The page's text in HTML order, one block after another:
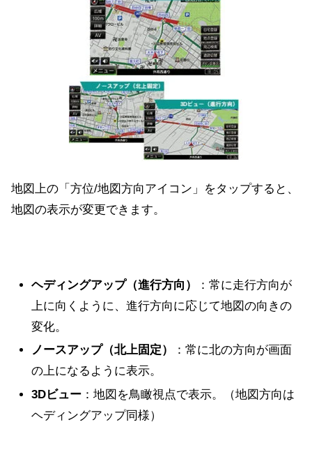
地図上の「方位/地図方向アイコン」をタップすると、
地図の表示が変更できます。
ヘディングアップ（進行方向） ：常に走行方向が
上に向くように、進行方向に応じて地図の向きの
変化。
ノースアップ（北上固定）
：常に北の方向が画面
の上になるように表示。
3Dビュー ：地図を鳥瞰視点で表示。（地図方向は
ヘディングアップ同様）